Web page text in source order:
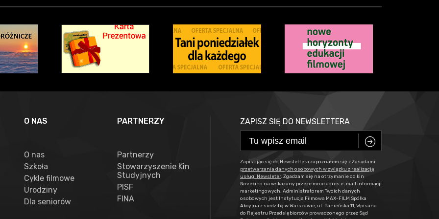
O NAS
O nas
Szkoła
Cykle filmowe
Urodziny
Dla seniorów
PARTNERZY
Partnerzy
Stowarzyszenie Kin
Studyjnych
PISF
FINA
ZAPISZ SIĘ DO NEWSLETTERA
C
Zapisując się do Newslettera zapoznałem się zZasadami
przetwarzania danych osobowych w związku z realizacją
usługi Newsleter. Zgadzam się na otrzymanie od kin
Novekino na wskazany przeze mnie adres e-mail informacji
marketingowych. Administratorem Twoich danych
osobowych jest Instytucja Filmowa MAX-FILM Spółka
Akcyjna z siedzibą w Warszawie, ul. Panieńska 11, Wpisana
do Rejestru Przedsiębiorców prowadzonego przez Sąd